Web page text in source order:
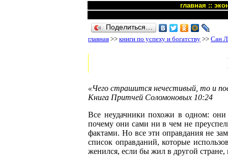
главная ::
Поделиться…
главная >> книги по успеху и богатству >> Сан
«Чего страшится нечестивый, то и
Книга Притчей Соломоновых 10:24
Все неудачники похожи в одном: они
почему они сами ни в чем не
фактами. Но все эти оправдания не
список оправданий, которые
женился, если бы жил в другой стране,